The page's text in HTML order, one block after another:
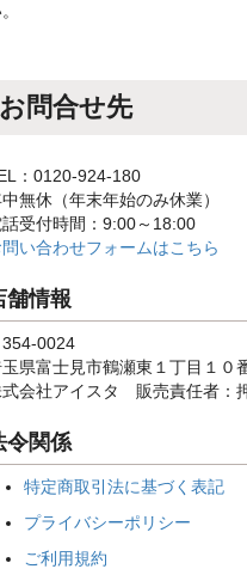
お問合せ先
：0120-924-180
無休（年末年始のみ休業）
受付時間：9:00～18:00
い合わせフォームはこちら
舗情報
0024
県富士見市鶴瀬東１丁目１０
会社アイスタ 販売責任者：
令関係
特定商取引法に基づく表記
プライバシーポリシー
ご利用規約